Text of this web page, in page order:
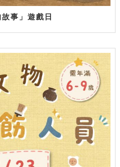
事」遊戲日